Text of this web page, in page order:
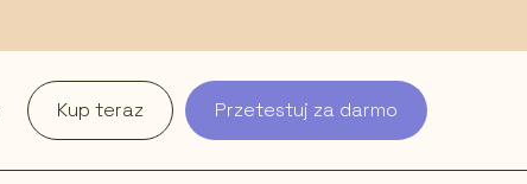
Kup teraz Przetestuj za darmo